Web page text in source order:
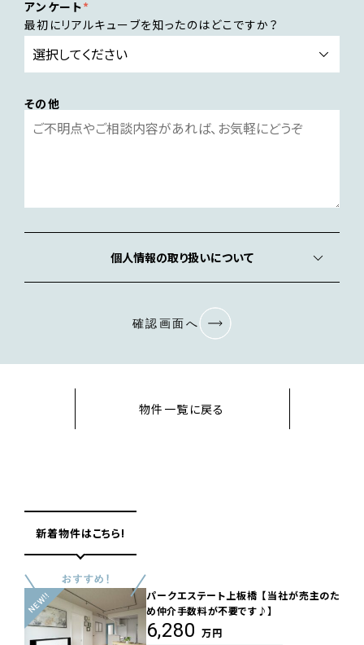
アンケート
最初にリアルキューブを知ったのはどこですか？
その他
個人情報の取り扱いについて
確認画面へ
物件一覧に戻る
新着物件はこちら!
パークエステート上板橋 【当社が売主のた
め仲介手数料が不要です♪】
6,280 万円